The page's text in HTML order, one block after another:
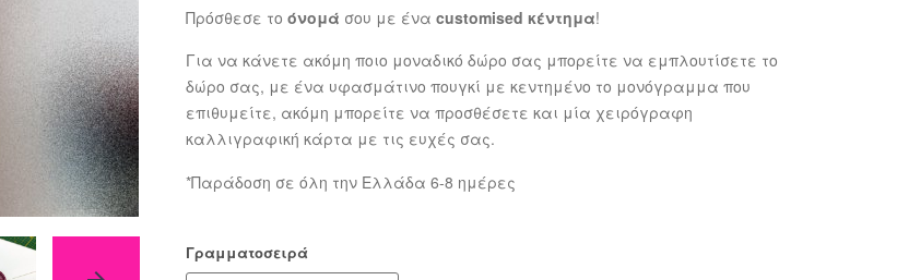
Πρόσθεσε το όνομά σου με ένα customised κέντημα!
Για να κάνετε ακόμη ποιο μοναδικό δώρο σας μπορείτε να εμπλουτίσετε το
δώρο σας, με ένα υφασμάτινο πουγκί με κεντημένο το μονόγραμμα που
επιθυμείτε, ακόμη μπορείτε να προσθέσετε και μία χειρόγραφη
καλλιγραφική κάρτα με τις ευχές σας.
*Παράδοση σε όλη την Ελλάδα 6-8 ημέρες
Γραμματοσειρά